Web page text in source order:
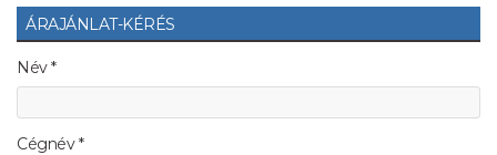
ÁRAJÁNLAT-KÉRÉS
Név *
Cégnév *